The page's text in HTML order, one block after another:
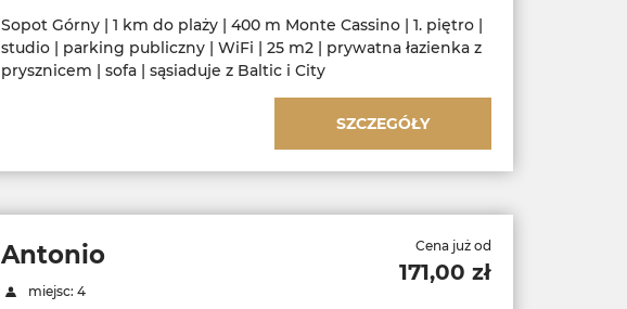
Sopot Górny | 1 km do plaży | 400 m Monte Cassino | 1. piętro |
studio | parking publiczny | WiFi | 25 m2 | prywatna łazienka z
prysznicem | sofa | sąsiaduje z Baltic i City
SZCZEGÓŁY
Antonio
miejsc: 4
Cena już od
171,00 zł